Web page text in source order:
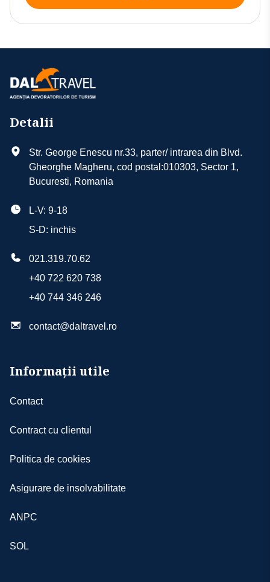
Detalii
Str. George Enescu nr.33, parter/ intrarea din Blvd.
Gheorghe Magheru, cod postal:010303, Sector 1,
Bucuresti, Romania
L-V: 9-18
S-D: inchis
021.319.70.62
+40 722 620 738
+40 744 346 246
contact@daltravel.ro
Informații utile
Contact
Contract cu clientul
Politica de cookies
Asigurare de insolvabilitate
ANPC
SOL